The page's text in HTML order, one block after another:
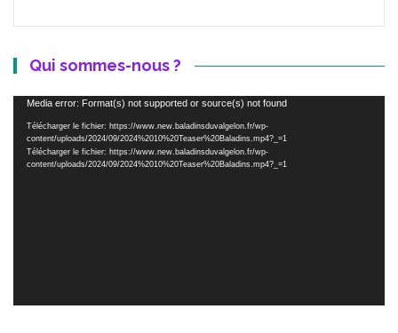
Qui sommes-nous ?
Lecteur
vidéo
Media error: Format(s) not supported or source(s) not found
Télécharger le fichier: https://www.new.baladinsduvalgelon.fr/wp-
content/uploads/2024/09/2024%2010%20Teaser%20Baladins.mp4?_=1
Télécharger le fichier: https://www.new.baladinsduvalgelon.fr/wp-
content/uploads/2024/09/2024%2010%20Teaser%20Baladins.mp4?_=1